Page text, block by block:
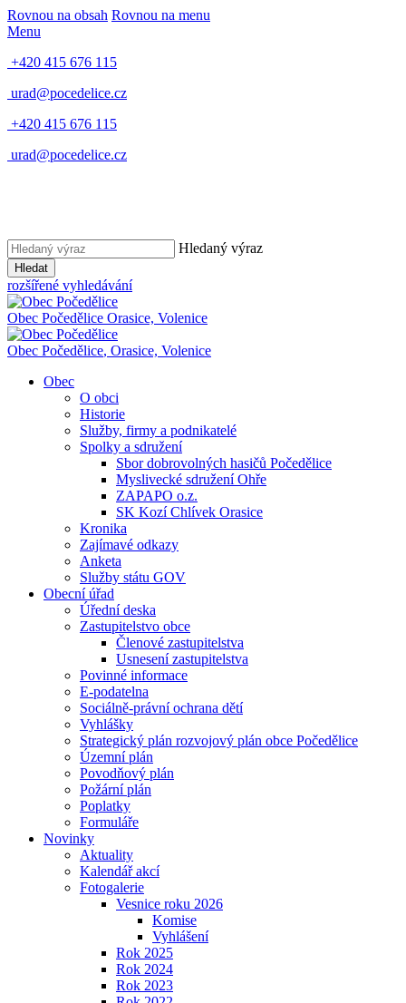
Rovnou na obsah Rovnou na menu
Menu
+420 415 676 115
urad@pocedelice.cz
+420 415 676 115
urad@pocedelice.cz
Hledaný výraz
Hledat
rozšířené vyhledávání
Obec Počedělice Orasice, Volenice
Obec Počedělice, Orasice, Volenice
Obec
O obci
Historie
Služby, firmy a podnikatelé
Spolky a sdružení
Sbor dobrovolných hasičů Počedělice
Myslivecké sdružení Ohře
ZAPAPO o.z.
SK Kozí Chlívek Orasice
Kronika
Zajímavé odkazy
Anketa
Služby státu GOV
Obecní úřad
Úřední deska
Zastupitelstvo obce
Členové zastupitelstva
Usnesení zastupitelstva
Povinné informace
E-podatelna
Sociálně-právní ochrana dětí
Vyhlášky
Strategický plán rozvojový plán obce Počedělice
Územní plán
Povodňový plán
Požární plán
Poplatky
Formuláře
Novinky
Aktuality
Kalendář akcí
Fotogalerie
Vesnice roku 2026
Komise
Vyhlášení
Rok 2025
Rok 2024
Rok 2023